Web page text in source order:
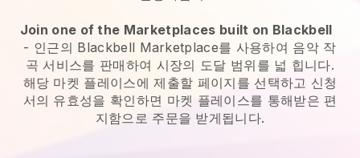
Join one of the Marketplaces built on Blackbell
- 인근의 Blackbell Marketplace를 사용하여 음악 작
곡 서비스를 판매하여 시장의 도달 범위를 넓 힙니다.
해당 마켓 플레이스에 제출할 페이지를 선택하고 신청
서의 유효성을 확인하면 마켓 플레이스를 통해받은 편
지함으로 주문을 받게됩니다.